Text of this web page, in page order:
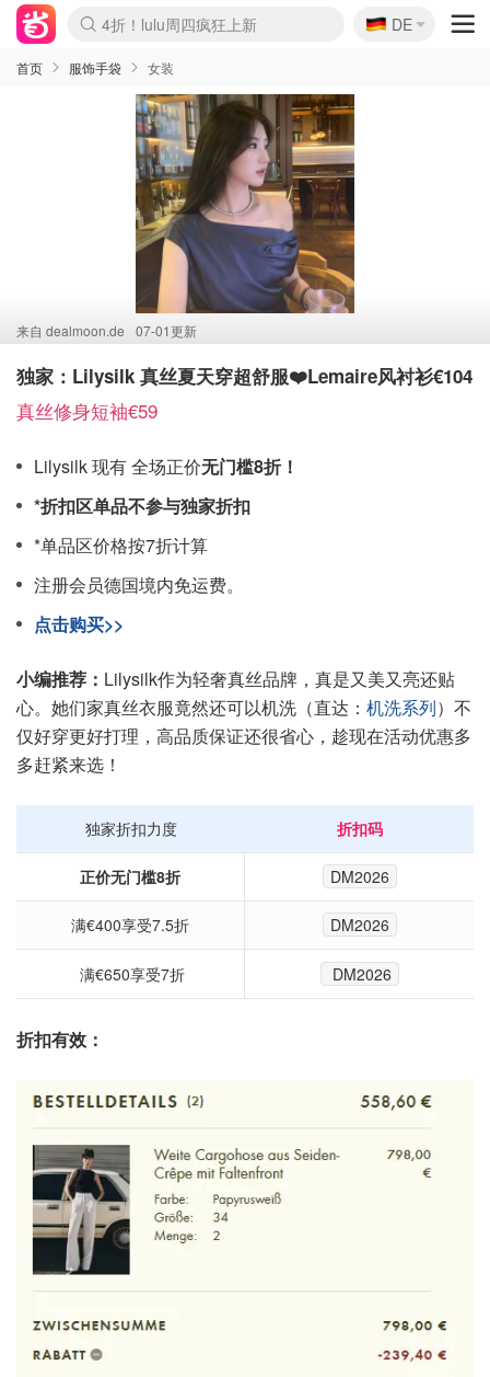
Boticinal 夏促开抢！
4折！lulu周四疯狂上新
还没结束！&OtherStories大促
Joybuy变相75折 随时失效
速领！Stanley独家85折
疑似霸哥！Camper额外叠85折
Zalando 奥莱闪促！每日更新
Moncler反季囤！5折起+叠9折
Coach Brooklyn仅€192
🇩🇪
DE
首页 服饰手袋 女装
来自 dealmoon.de 07-01更新
独家：Lilysilk 真丝夏天穿超舒服❤️Lemaire风衬衫€104
真丝修身短袖€59
Lilysilk 现有 全场正价无门槛8折！
*折扣区单品不参与独家折扣
*单品区价格按7折计算
注册会员德国境内免运费。
点击购买>>
小编推荐： Lilysilk作为轻奢真丝品牌，真是又美又亮还贴
心。她们家真丝衣服竟然还可以机洗（直达： 机洗系列）不
仅好穿更好打理，高品质保证还很省心，趁现在活动优惠多
多赶紧来选！
独家折扣力度 折扣码
正价无门槛8折 DM2026
满€400享受7.5折 DM2026
满€650享受7折 DM2026
折扣有效：